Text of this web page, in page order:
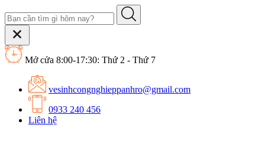
Mở cửa 8:00-17:30: Thứ 2 - Thứ 7
vesinhcongnghieppanhro@gmail.com
0933 240 456
Liên hệ